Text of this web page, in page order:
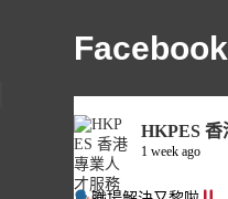
Facebook
HKPES 香
1 week ago